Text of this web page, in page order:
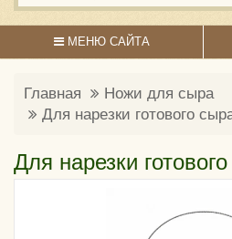
МЕНЮ САЙТА
Главная
Ножи для сыра
Для нарезки готового
Для нарезки